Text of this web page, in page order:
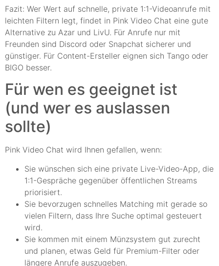
Fazit: Wer Wert auf schnelle, private 1:1-Videoanrufe mit
leichten Filtern legt, findet in Pink Video Chat eine gute
Alternative zu Azar und LivU. Für Anrufe nur mit
Freunden sind Discord oder Snapchat sicherer und
günstiger. Für Content-Ersteller eignen sich Tango oder
BIGO besser.
Für wen es geeignet ist
(und wer es auslassen
sollte)
Pink Video Chat wird Ihnen gefallen, wenn:
Sie wünschen sich eine private Live-Video-App, die
1:1-Gespräche gegenüber öffentlichen Streams
priorisiert.
Sie bevorzugen schnelles Matching mit gerade so
vielen Filtern, dass Ihre Suche optimal gesteuert
wird.
Sie kommen mit einem Münzsystem gut zurecht
und planen, etwas Geld für Premium-Filter oder
längere Anrufe auszugeben.